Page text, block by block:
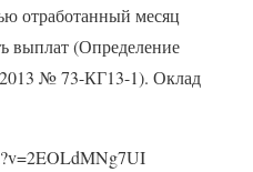
отработанный месяц
выплат (Определение
№ 73-КГ13-1). Оклад